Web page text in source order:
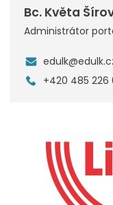
Bc. Květa
Administrátor
+420 485 226